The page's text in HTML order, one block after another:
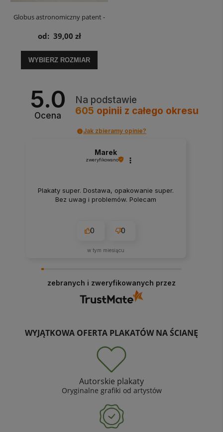
Globus astronomiczny patent -
plakat
od: 39,00 zł
WYBIERZ ROZMIAR
5.0
Ocena
Na podstawie
605 opinii z całego okresu
Jak zbieramy opinie?
Marek
zweryfikowano
Plakaty super. Dostawa, opakowanie super.
Bez uwag i problemów. Polecam
0 0
w tym miesiącu
zebranych i zweryfikowanych przez
WYJĄTKOWA OFERTA PLAKATÓW NA ŚCIANĘ
Autorskie plakaty
Oryginalne grafiki od artystów